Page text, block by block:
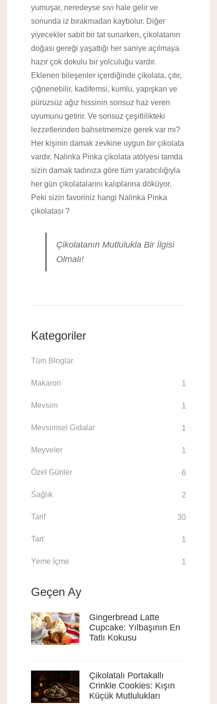
yumuşar, neredeyse sıvı hale gelir ve
sonunda iz bırakmadan kaybolur. Diğer
yiyecekler sabit bir tat sunarken, çikolatanın
doğası gereği yaşattığı her saniye açılmaya
hazır çok dokulu bir yolculuğu vardır.
Eklenen bileşenler içerdiğinde çikolata, çıtır,
çiğnenebilir, kadifemsi, kumlu, yapışkan ve
pürüzsüz ağız hissinin sonsuz haz veren
uyumunu getirir. Ve sonsuz çeşitlilikteki
lezzetlerinden bahsetmemize gerek var mı?
Her kişinin damak zevkine uygun bir çikolata
vardır. Nalinka Pinka çikolata atölyesi tamda
sizin damak tadınıza göre tüm yaratıcılığıyla
her gün çikolatalarını kalıplarına döküyor.
Peki sizin favoriniz hangi Nalinka Pinka
çikolatası ?
Çikolatanın Mutlulukla Bir İlgisi
Olmalı!
Kategoriler
Tüm Bloglar
Makaron 1
Mevsim 1
Mevsimsel Gıdalar 1
Meyveler 1
Özel Günler 6
Sağlık 2
Tarif 30
Tart 1
Yeme İçme 1
Geçen Ay
Gingerbread Latte
Cupcake: Yılbaşının En
Tatlı Kokusu
Çikolatalı Portakallı
Crinkle Cookies: Kışın
Küçük Mutlulukları